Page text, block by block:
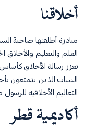
أخلاقنا
العلم والتعليم
تعزز رسالة الأخلاق كأساس
الشباب الذين يتمتعون
التعاليم الأخلاقية
أكاديمية قطر